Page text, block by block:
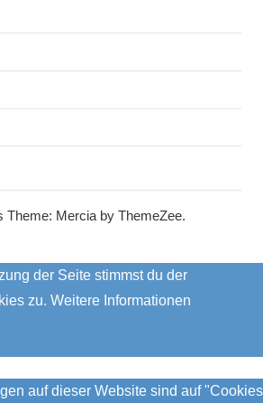
Theme: Mercia by ThemeZee.
der Seite stimmst du der
zu. Weitere Informationen
auf dieser Website sind auf "Cookies